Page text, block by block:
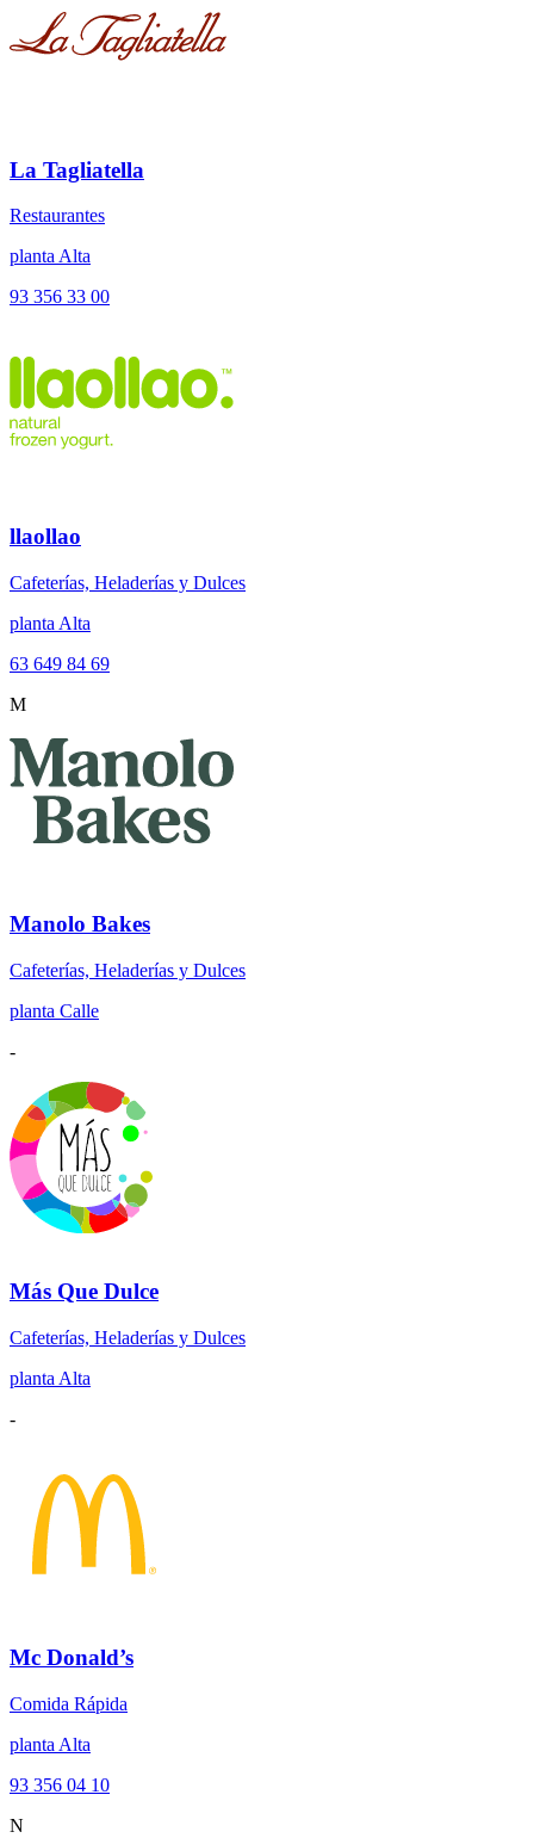
La Tagliatella
Restaurantes
planta Alta
93 356 33 00
llaollao
Cafeterías, Heladerías y Dulces
planta Alta
63 649 84 69
M
Manolo Bakes
Cafeterías, Heladerías y Dulces
planta Calle
-
Más Que Dulce
Cafeterías, Heladerías y Dulces
planta Alta
-
Mc Donald’s
Comida Rápida
planta Alta
93 356 04 10
N